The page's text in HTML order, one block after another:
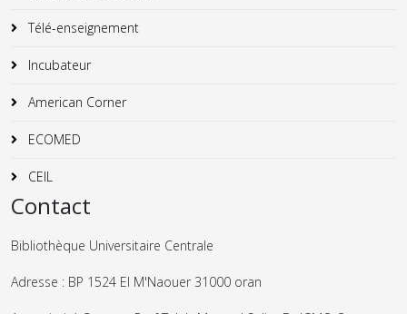
Télé-enseignement
Incubateur
American Corner
ECOMED
CEIL
Contact
Bibliothèque Universitaire Centrale
Adresse : BP 1524 El M'Naouer 31000 oran